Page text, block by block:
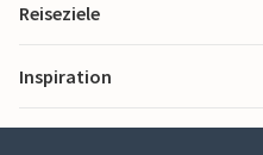
Reiseziele
Inspiration